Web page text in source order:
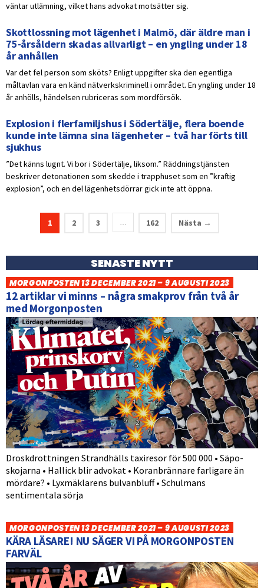
väntar utlämning, vilket hans advokat motsätter sig.
Skottlossning mot lägenhet i Malmö, där äldre man i
75-årsåldern skadas allvarligt – en yngling under 18
år anhållen
Var det fel person som sköts? Enligt uppgifter ska den egentliga
måltavlan vara en känd nätverkskriminell i området. En yngling under 18
år anhölls, händelsen rubriceras som mordförsök.
Explosion i flerfamiljshus i Södertälje, flera boende
kunde inte lämna sina lägenheter – två har förts till
sjukhus
”Det känns lugnt. Vi bor i Södertälje, liksom.” Räddningstjänsten
beskriver detonationen som skedde i trapphuset som en ”kraftig
explosion”, och en del lägenhetsdörrar gick inte att öppna.
1 2 3 … 162 Nästa →
SENASTE NYTT
MORGONPOSTEN 13 DECEMBER 2021 – 9 AUGUSTI 2023
12 artiklar vi minns – några smakprov från två år
med Morgonposten
Droskdrottningen Strandhälls taxiresor för 500 000 • Säpo-
skojarna • Hallick blir advokat • Koranbrännare farligare än
mördare? • Lyxmäklarens bulvanbluff • Schulmans
sentimentala sörja
MORGONPOSTEN 13 DECEMBER 2021 – 9 AUGUSTI 2023
KÄRA LÄSARE! NU SÄGER VI PÅ MORGONPOSTEN
FARVÄL